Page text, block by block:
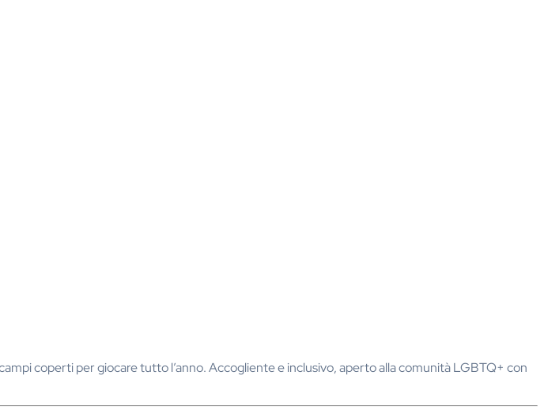
coperti per giocare tutto l’anno. Accogliente e inclusivo, aperto alla comunità LGBTQ+ con